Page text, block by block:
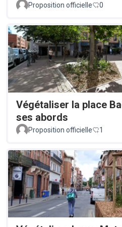
Proposition officielle 0
Végétaliser la place
ses abords
Proposition officielle 1